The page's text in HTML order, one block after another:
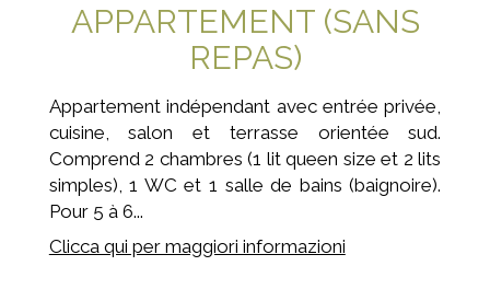
APPARTEMENT (SANS
REPAS)
Appartement indépendant avec entrée privée,
cuisine, salon et terrasse orientée sud.
Comprend 2 chambres (1 lit queen size et 2 lits
simples), 1 WC et 1 salle de bains (baignoire).
Pour 5 à 6...
Clicca qui per maggiori informazioni